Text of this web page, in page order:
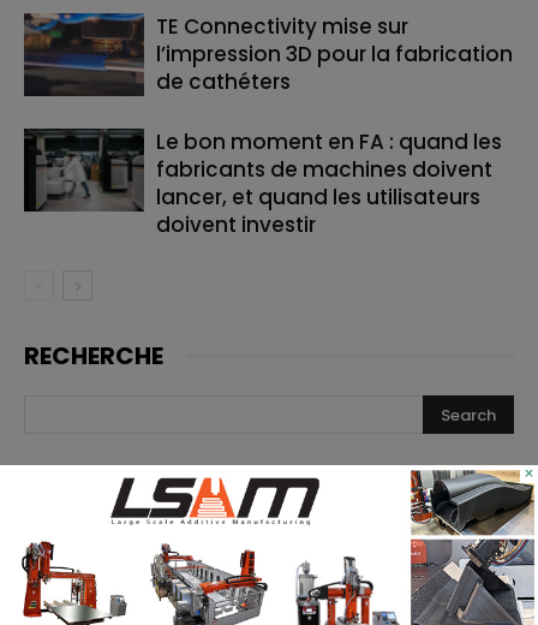
TE Connectivity mise sur
l’impression 3D pour la fabrication
de cathéters
Le bon moment en FA : quand les
fabricants de machines doivent
lancer, et quand les utilisateurs
doivent investir
RECHERCHE
×